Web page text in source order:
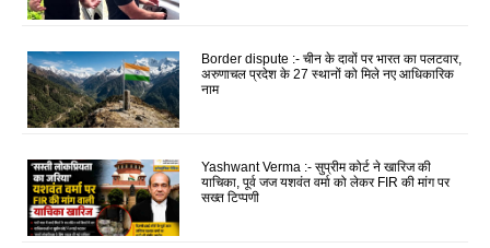
Border dispute :- चीन के दावों पर भारत का पलटवार,
अरुणाचल प्रदेश के 27 स्थानों को मिले नए आधिकारिक
नाम
Yashwant Verma :- सुप्रीम कोर्ट ने खारिज की
याचिका, पूर्व जज यशवंत वर्मा को लेकर FIR की मांग पर
सख्त टिप्पणी